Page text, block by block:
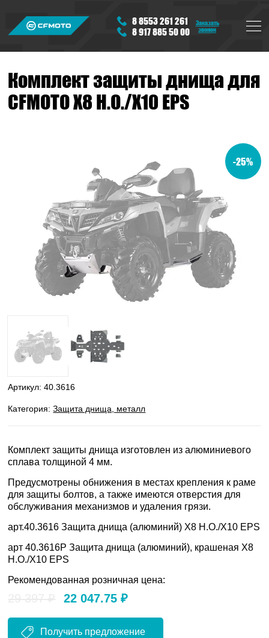
8 8553 261 261
8 917 885 50 00
Заказать
звонок
Комплект защиты днища для
CFMOTO X8 H.O./X10 EPS
-25%
Артикул:40.3616
Категория:Защита днища, металл
Комплект защиты днища изготовлен из алюминиевого
сплава толщиной 4 мм.
Предусмотрены обнижения в местах крепления к раме
для защиты болтов, а также имеются отверстия для
обслуживания механизмов и удаления грязи.
арт.40.3616 Защита днища (алюминий) X8 H.O./X10 EPS
арт 40.3616P Защита днища (алюминий), крашеная X8
H.O./X10 EPS
Рекомендованная розничная цена:
22 047.75 ₽
Получить предложение